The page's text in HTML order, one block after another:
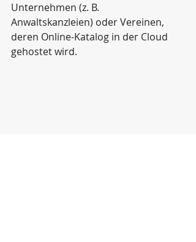
Unternehmen (z. B.
Anwaltskanzleien) oder Vereinen,
deren Online-Katalog in der Cloud
gehostet wird.